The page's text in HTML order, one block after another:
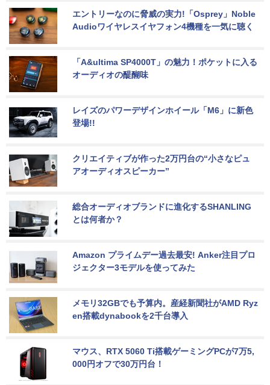
エントリーなのに脅威の実力!「Osprey」Noble
Audioワイヤレスイヤフォン4機種を一気に聴く
「A&ultima SP4000T」の魅力！ポケットに入る
オーディオの醍醐味
レイズのパワーデザインホイール「M6」に新色
登場!!
クリエイティブが作った2万円台の“小さなピュ
アオーディオスピーカー”
総合オーディオブランドに進化するSHANLING
とは何者か？
Amazon プライムデー過去最安! Anker注目プロ
ジェクター3モデルを使ってみた
メモリ32GBでも予算内。産経新聞社がAMD Ryz
en搭載dynabookを2千台導入
マウス、RTX 5060 Ti搭載ゲーミングPCが7万5,
000円オフで30万円台！